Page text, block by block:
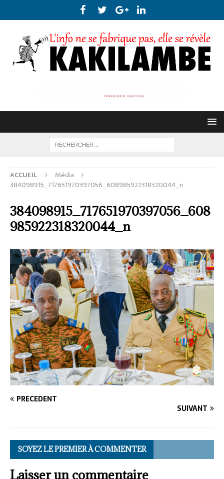
ACCUEIL
Média
384098915_717651970397056_608985922318320044_n
384098915_717651970397056_608
985922318320044_n
PRÉCÉDENT
SUIVANT
SOYEZ LE PREMIER À COMMENTER
Laisser un commentaire